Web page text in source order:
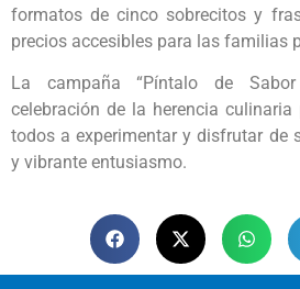
formatos de cinco sobrecitos y
precios accesibles para las familias
La campaña “Píntalo de
celebración de la herencia
todos a experimentar y disfrutar de
y vibrante entusiasmo.